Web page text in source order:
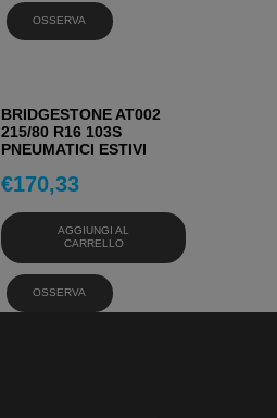
OSSERVA
BRIDGESTONE AT002
215/80 R16 103S
PNEUMATICI ESTIVI
€170,33
AGGIUNGI AL
CARRELLO
OSSERVA